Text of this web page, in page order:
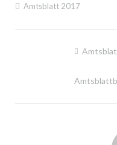
Amtsblatt 2017